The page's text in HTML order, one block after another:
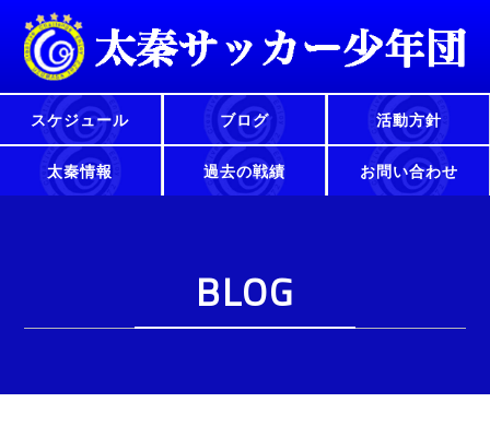
スケジュール ブログ 活動方針
太秦情報 過去の戦績 お問い合わせ
BLOG